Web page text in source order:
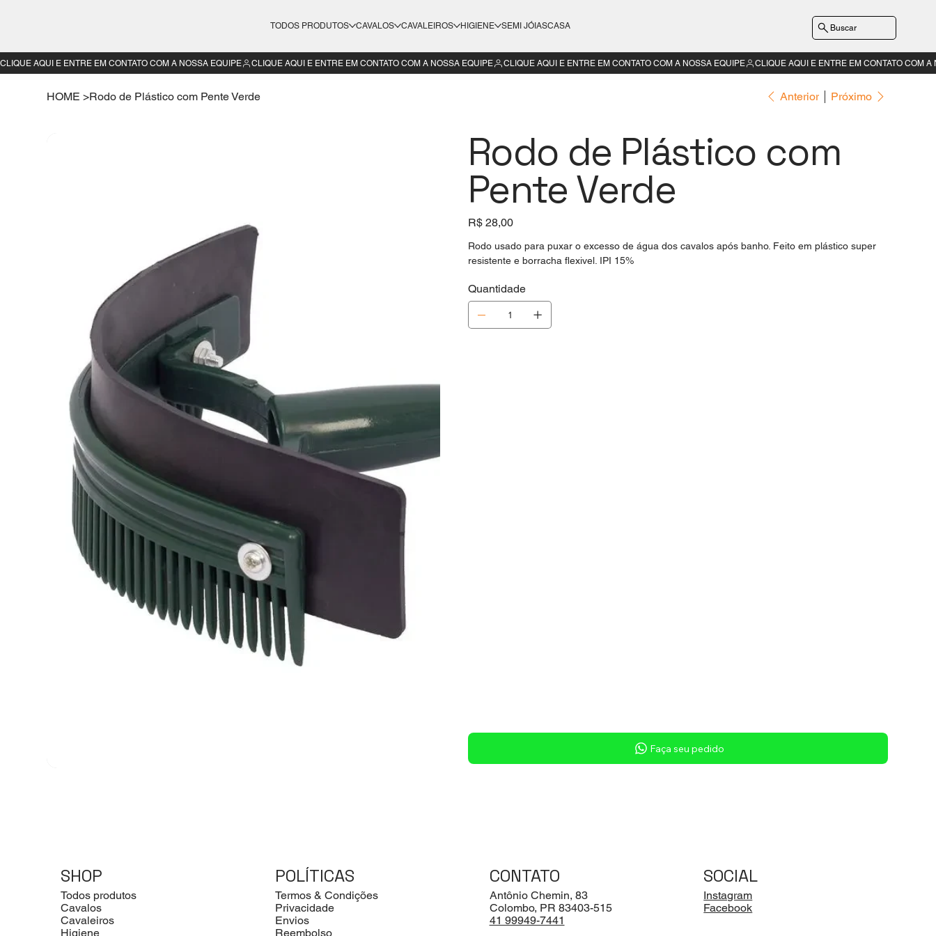
TODOS PRODUTOS CAVALOS CAVALEIROS HIGIENE SEMI JÓIASCASA Buscar
HOME >Rodo de Plástico com Pente Verde Anterior Próximo
Rodo de Plástico com
Pente Verde
Preço
R$ 28,00
Rodo usado para puxar o excesso de água dos cavalos após banho. Feito em plástico super
resistente e borracha flexivel. IPI 15%
Quantidade
Faça seu pedido
CLIQUE AQUI E ENTRE EM CONTATO COM A NOSSA EQUIPE
SHOP
Todos produtos
Cavalos
Cavaleiros
Higiene
POLÍTICAS
Termos & Condições
Privacidade
Envios
Reembolso
CONTATO
Antônio Chemin, 83
Colombo, PR 83403-515
41 99949-7441
SOCIAL
Instagram
Facebook